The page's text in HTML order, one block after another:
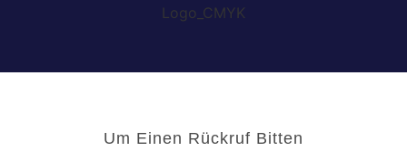
Um Einen Rückruf Bitten